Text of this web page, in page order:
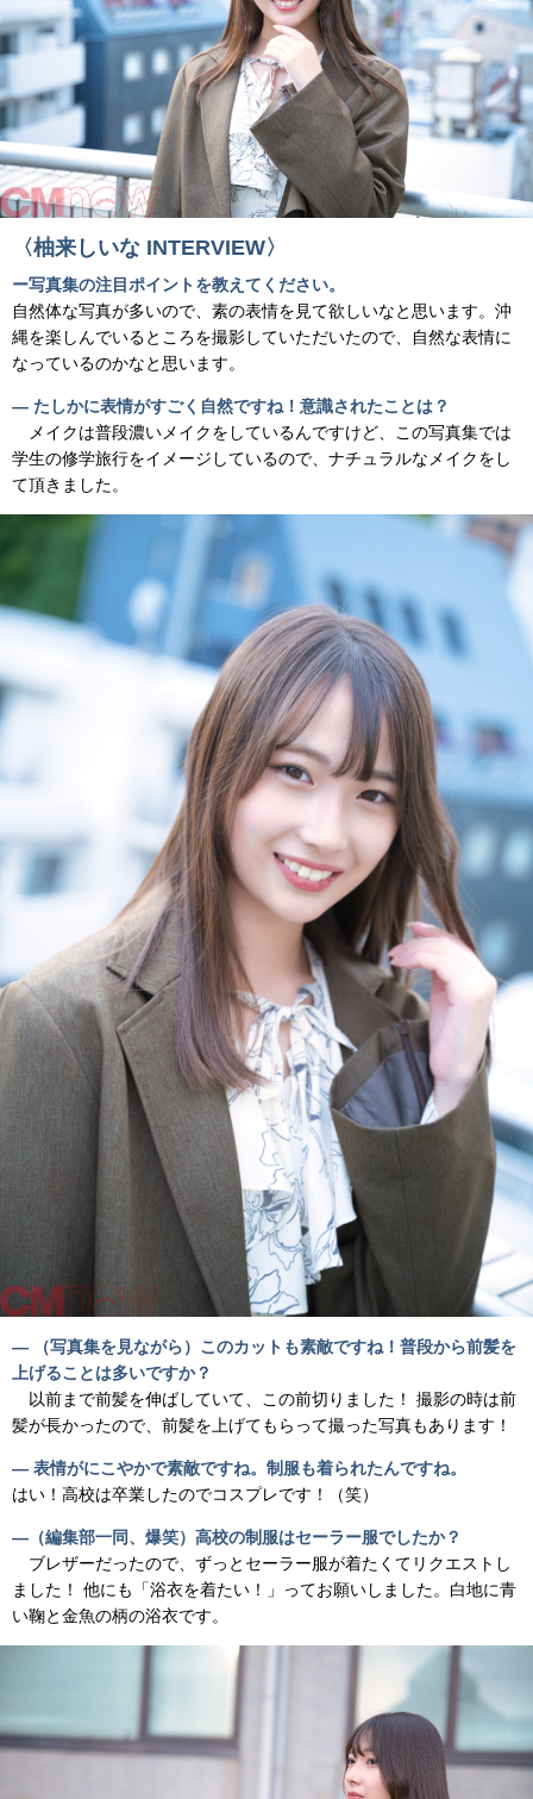
〈柚来しいな INTERVIEW〉
ー写真集の注目ポイントを教えてください。
自然体な写真が多いので、素の表情を見て欲しいなと思います。沖
縄を楽しんでいるところを撮影していただいたので、自然な表情に
なっているのかなと思います。
― たしかに表情がすごく自然ですね！意識されたことは？
メイクは普段濃いメイクをしているんですけど、この写真集では
学生の修学旅行をイメージしているので、ナチュラルなメイクをし
て頂きました。
― （写真集を見ながら）このカットも素敵ですね！普段から前髪を
上げることは多いですか？
以前まで前髪を伸ばしていて、この前切りました！ 撮影の時は前
髪が長かったので、前髪を上げてもらって撮った写真もあります！
― 表情がにこやかで素敵ですね。制服も着られたんですね。
はい！高校は卒業したのでコスプレです！（笑）
―（編集部一同、爆笑）高校の制服はセーラー服でしたか？
ブレザーだったので、ずっとセーラー服が着たくてリクエストし
ました！ 他にも「浴衣を着たい！」ってお願いしました。白地に青
い鞠と金魚の柄の浴衣です。